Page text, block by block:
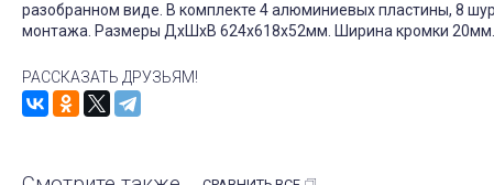
разобранном виде. В комплекте 4 алюминиевых пластины, 8
монтажа. Размеры ДxШxВ 624x618x52мм. Ширина кромки 20мм.
РАССКАЗАТЬ ДРУЗЬЯМ!